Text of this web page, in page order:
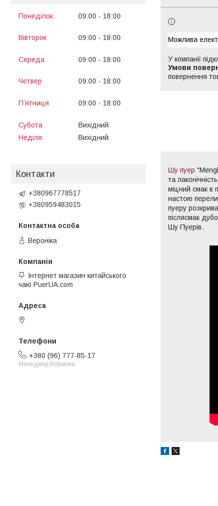
У компанії
повернення
Шу пуер
та
міцний смак в
настою
пуеру
післясмак
Шу Пуерів.
Понеділок 09:00
18:00
Вівторок
09:00
18:00
Середа
09:00
18:00
Четвер
09:00
18:00
Пʼятниця
09:00
18:00
Субота
Вихідний
Неділя
Вихідний
Контакти
+380967778517
+380959483015
Вероніка
Інтернет магазин китайського
чаю PuerUA.com
+380 (96) 777-85-17
Менеджер Вероніка